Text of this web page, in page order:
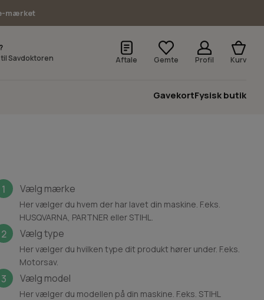
mærket
Savdoktoren
Aftale Gemte Profil Kurv
GavekortFysisk butik
1 Vælg mærke
Her vælger du hvem der har lavet din maskine. F.eks.
HUSQVARNA, PARTNER eller STIHL.
2 Vælg type
Her vælger du hvilken type dit produkt hører under. F.eks.
Motorsav.
3 Vælg model
Her vælger du modellen på din maskine. F.eks. STIHL